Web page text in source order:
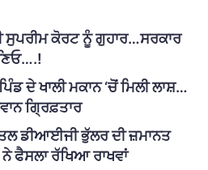
ਸੁਪਰੀਮ ਕੋਰਟ ਨੂੰ ਗੁਹਾਰ…ਸਰਕਾਰ
ਦੇ ਖਾਲੀ ਮਕਾਨ ‘ਚੋਂ ਮਿਲੀ ਲਾਸ਼…
ਗ੍ਰਿਫ਼ਤਾਰ
ਡੀਆਈਜੀ ਭੁੱਲਰ ਦੀ ਜ਼ਮਾਨਤ
ਫੈਸਲਾ ਰੱਖਿਆ ਰਾਖਵਾਂ